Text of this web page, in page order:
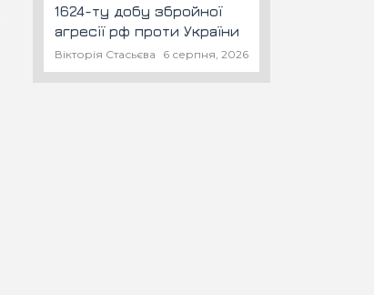
1624-ту добу збройної
агресії рф проти України
Вікторія Стасьєва 6 серпня, 2026